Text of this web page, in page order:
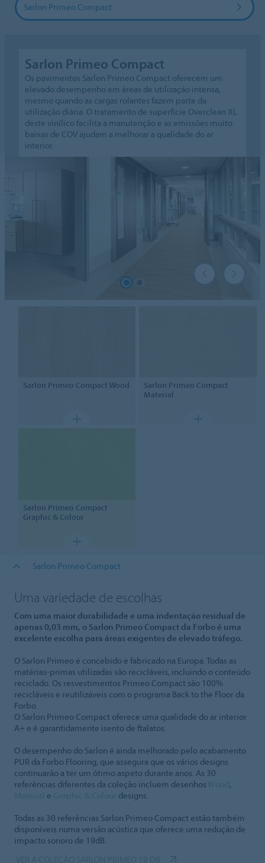
Sarlon Primeo Compact
Sarlon Primeo Compact
Os pavimentos Sarlon Primeo Compact oferecem um
elevado desempenho em áreas de utilização intensa,
mesmo quando as cargas rolantes fazem parte da
utilização diária. O tratamento de superfície Overclean XL
deste vinílico facilita a manutenção e as emissões muito
baixas de COV ajudam a melhorar a qualidade do ar
interior.
Sarlon Primeo Compact Wood Sarlon Primeo Compact
Material
Sarlon Primeo Compact
Graphic & Colour
Sarlon Primeo Compact
Uma variedade de escolhas
Com uma maior durabilidade e uma indentação residual de
apenas 0,03 mm, o Sarlon Primeo Compact da Forbo é uma
excelente escolha para áreas exigentes de elevado tráfego.
O Sarlon Primeo é concebido e fabricado na Europa. Todas as
matérias-primas utilizadas são recicláveis, incluindo o conteúdo
reciclado. Os resvestimentos Primeo Compact são 100%
recicláveis e reutilizáveis com o programa Back to the Floor da
Forbo.
O Sarlon Primeo Compact oferece uma qualidade do ar interior
A+ e é garantidamente isento de ftalatos.
O desempenho do Sarlon é ainda melhorado pelo acabamento
PUR da Forbo Flooring, que assegura que os vários designs
continuarão a ter um ótimo aspeto durante anos. As 30
referências diferentes da coleção incluem desenhos
,
e
designs.
Todas as 30 referências Sarlon Primeo Compact estão também
disponíveis numa versão acústica que oferece uma redução de
impacto sonoro de 19dB.